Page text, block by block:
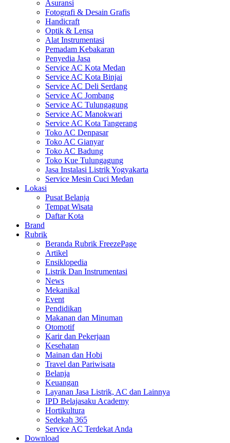
Asuransi
Fotografi & Desain Grafis
Handicraft
Optik & Lensa
Alat Instrumentasi
Pemadam Kebakaran
Penyedia Jasa
Service AC Kota Medan
Service AC Kota Binjai
Service AC Deli Serdang
Service AC Jombang
Service AC Tulungagung
Service AC Manokwari
Service AC Kota Tangerang
Toko AC Denpasar
Toko AC Gianyar
Toko AC Badung
Toko Kue Tulungagung
Jasa Instalasi Listrik Yogyakarta
Service Mesin Cuci Medan
Lokasi
Pusat Belanja
Tempat Wisata
Daftar Kota
Brand
Rubrik
Beranda Rubrik FreezePage
Artikel
Ensiklopedia
Listrik Dan Instrumentasi
News
Mekanikal
Event
Pendidikan
Makanan dan Minuman
Otomotif
Karir dan Pekerjaan
Kesehatan
Mainan dan Hobi
Travel dan Pariwisata
Belanja
Keuangan
Layanan Jasa Listrik, AC dan Lainnya
IPD Belajasaku Academy
Hortikultura
Sedekah 365
Service AC Terdekat Anda
Download